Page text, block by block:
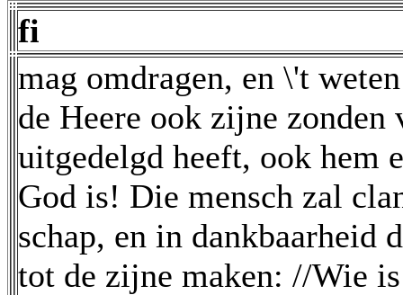
fi
mag omdragen, en \'t
de Heere ook zijne
uitgedelgd heeft, ook hem
God is! Die mensch zal
schap, en in dankbaarheid
tot de zijne maken: //Wie